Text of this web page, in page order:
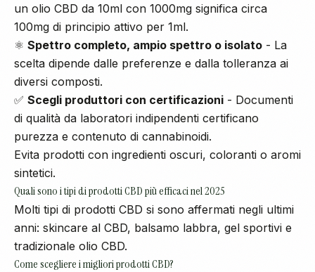
un olio CBD da 10ml con 1000mg significa circa
100mg di principio attivo per 1ml.
⚛️ Spettro completo, ampio spettro o isolato - La
scelta dipende dalle preferenze e dalla tolleranza ai
diversi composti.
✅ Scegli produttori con certificazioni - Documenti
di qualità da laboratori indipendenti certificano
purezza e contenuto di cannabinoidi.
Evita prodotti con ingredienti oscuri, coloranti o aromi
sintetici.
Quali sono i tipi di prodotti CBD più efficaci nel 2025
Molti tipi di prodotti CBD si sono affermati negli ultimi
anni: skincare al CBD, balsamo labbra, gel sportivi e
tradizionale olio CBD.
Come scegliere i migliori prodotti CBD?